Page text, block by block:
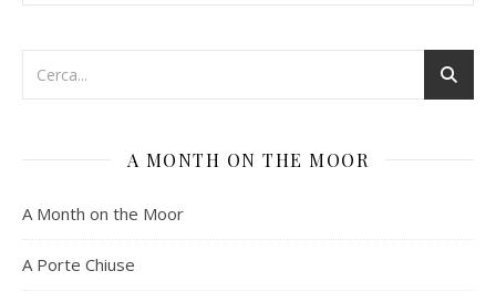
A MONTH ON THE MOOR
A Month on the Moor
A Porte Chiuse